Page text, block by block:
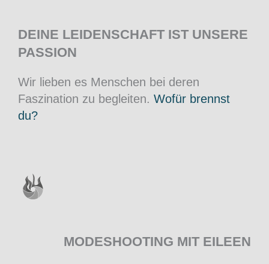
DEINE LEIDENSCHAFT IST UNSERE
PASSION
Wir lieben es Menschen bei deren
Faszination zu begleiten. Wofür brennst
du?
MODESHOOTING MIT EILEEN